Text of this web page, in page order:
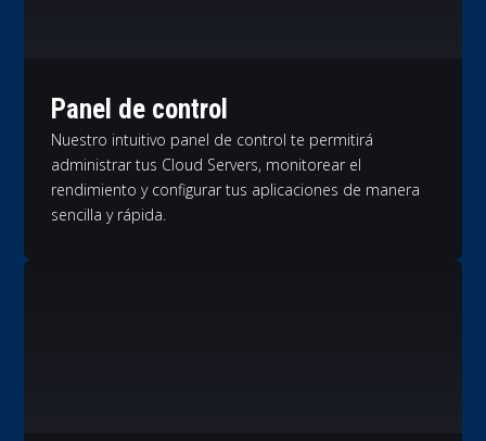
Panel de control
Nuestro intuitivo panel de control te permitirá
administrar tus Cloud Servers, monitorear el
rendimiento y configurar tus aplicaciones de manera
sencilla y rápida.